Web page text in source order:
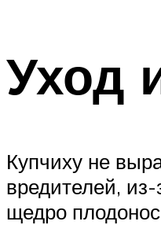
Уход
Купчиху не
вредителей,
щедро